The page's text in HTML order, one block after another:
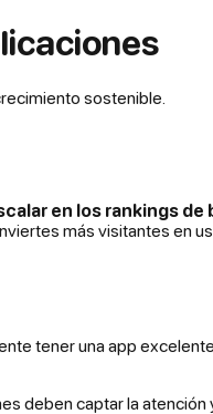
sostenible.
en los rankings de
más visitantes en
tener una app
deben captar la